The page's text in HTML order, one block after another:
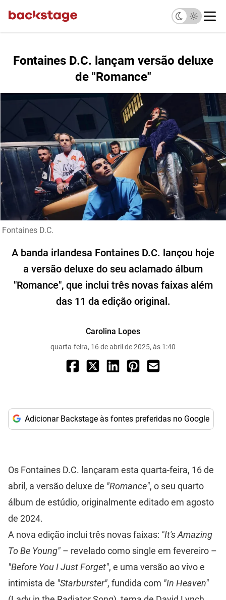
Fontaines D.C. lançam versão deluxe
de "Romance"
Fontaines D.C.
A banda irlandesa Fontaines D.C. lançou hoje
a versão deluxe do seu aclamado álbum
"Romance", que inclui três novas faixas além
das 11 da edição original.
Carolina Lopes
quarta-feira, 16 de abril de 2025, às 1:40
Adicionar Backstage às fontes preferidas no Google
Os Fontaines D.C. lançaram esta quarta-feira, 16 de
abril, a versão deluxe de "Romance", o seu quarto
álbum de estúdio, originalmente editado em agosto
de 2024.
A nova edição inclui três novas faixas: "It's Amazing
To Be Young" – revelado como single em fevereiro –
"Before You I Just Forget", e uma versão ao vivo e
intimista de "Starburster", fundida com "In Heaven"